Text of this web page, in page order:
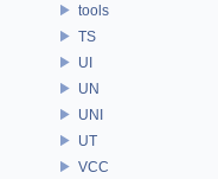
tools
TS
UI
UN
UNI
UT
VCC